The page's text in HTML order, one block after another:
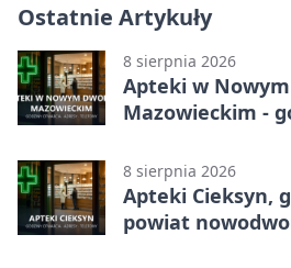
Ostatnie Artykuły
8 sierpnia 2026
Apteki w
Mazowieckim -
8 sierpnia 2026
Apteki Cieksyn,
powiat